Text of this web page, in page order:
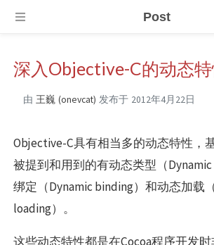
Post
深入Objective-C的动态
由 王巍 (onevcat) 发布于 2012年4月22日
Objective-C具有相当多的动态特性，
被提到和用到的有动态类型（
绑定（Dynamic binding）和动态加载
loading）。
这些动态特性都是在Cocoa程序开发